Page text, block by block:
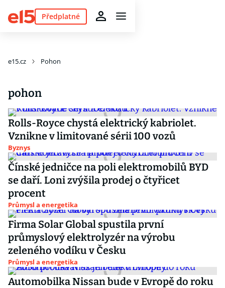
Předplatné
e15.cz Pohon
pohon
Rolls-Royce chystá elektrický kabriolet.
Vznikne v limitované sérii 100 vozů
Byznys
Čínské jedničce na poli elektromobilů BYD
se daří. Loni zvýšila prodej o čtyřicet
procent
Průmysl a energetika
Firma Solar Global spustila první
průmyslový elektrolyzér na výrobu
zeleného vodíku v Česku
Průmysl a energetika
Automobilka Nissan bude v Evropě do roku